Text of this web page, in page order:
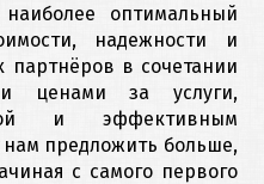
оптимальный
надежности и
партнёров в сочетании
ценами за услуги,
и эффективным
предложить больше,
с самого первого